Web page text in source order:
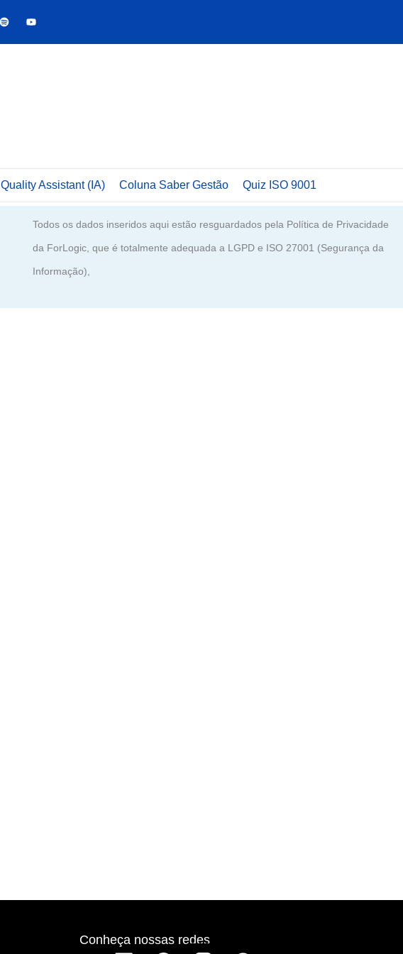
o
t
Quality Assistant (IA) Coluna Saber Gestão Quiz ISO 9001
Todos os dados inseridos aqui estão resguardados pela Política de Privacidade
da ForLogic, que é totalmente adequada a LGPD e ISO 27001 (Segurança da
Informação),
Conheça nossas redes